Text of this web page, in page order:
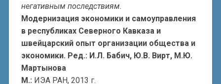
негативным последствиям.
Модернизация экономики и самоуправления
в республиках Северного Кавказа и
швейцарский опыт организации общества и
экономики. Ред.: И.Л. Бабич, Ю.В. Вирт, М.Ю.
Мартынова
М.: ИЭА РАН, 2013 г.